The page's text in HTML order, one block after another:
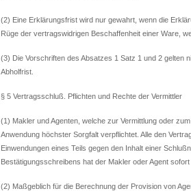
(2) Eine Erklärungsfrist wird nur gewahrt, wenn die
Rüge der vertragswidrigen Beschaffenheit einer Ware,
(3) Die Vorschriften des Absatzes 1 Satz 1 und 2 gelten
Abholfrist.
§ 5 Vertragsschluß. Pflichten und Rechte der Vermittler
(1) Makler und Agenten, welche zur Vermittlung oder
Anwendung höchster Sorgfalt verpflichtet. Alle den
Einwendungen eines Teils gegen den Inhalt einer
Bestätigungsschreibens hat der Makler oder Agent
(2) Maßgeblich für die Berechnung der Provision von